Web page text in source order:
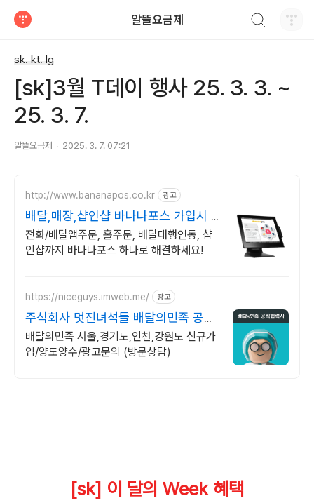
알뜰요금제
sk. kt. lg
[sk]3월 T데이 행사 25. 3. 3. ~
25. 3. 7.
알뜰요금제 2025. 3. 7. 07:21
http://www.bananapos.co.kr 광고
배달,매장,샵인샵 바나나포스 가입시 1
개월 무료
전화/배달앱주문, 홀주문, 배달대행연동, 샵
인샵까지 바나나포스 하나로 해결하세요!
https://niceguys.imweb.me/ 광고
주식회사 멋진녀석들 배달의민족 공식
협력사
배달의민족 서울,경기도,인천,강원도 신규가
입/양도양수/광고문의 (방문상담)
[sk] 이 달의 Week 혜택